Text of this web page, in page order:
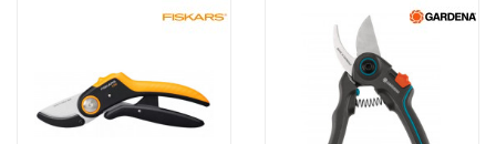
Összehasonlítás Összehasonlítás